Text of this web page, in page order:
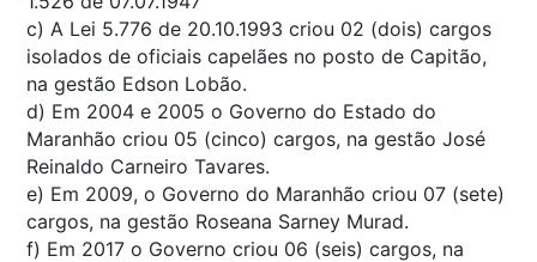
c) A Lei 5.776 de 20.10.1993 criou 02 (dois) cargos
isolados de oficiais capelães no posto de Capitão,
na gestão Edson Lobão.
d) Em 2004 e 2005 o Governo do Estado do
Maranhão criou 05 (cinco) cargos, na gestão José
Reinaldo Carneiro Tavares.
e) Em 2009, o Governo do Maranhão criou 07 (sete)
cargos, na gestão Roseana Sarney Murad.
f) Em 2017 o Governo criou 06 (seis) cargos, na